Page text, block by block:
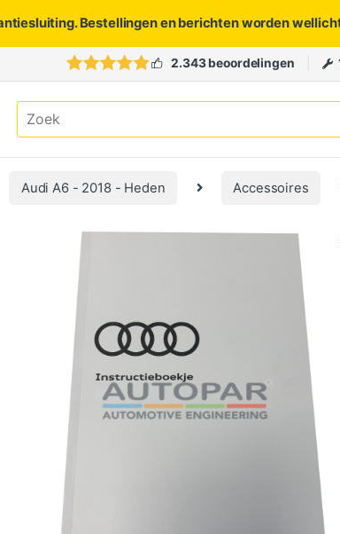
Bestellingen en berichten worden
2.343 beoordelingen
Search for:
Audi A6 - 2018 - Heden Accessoires